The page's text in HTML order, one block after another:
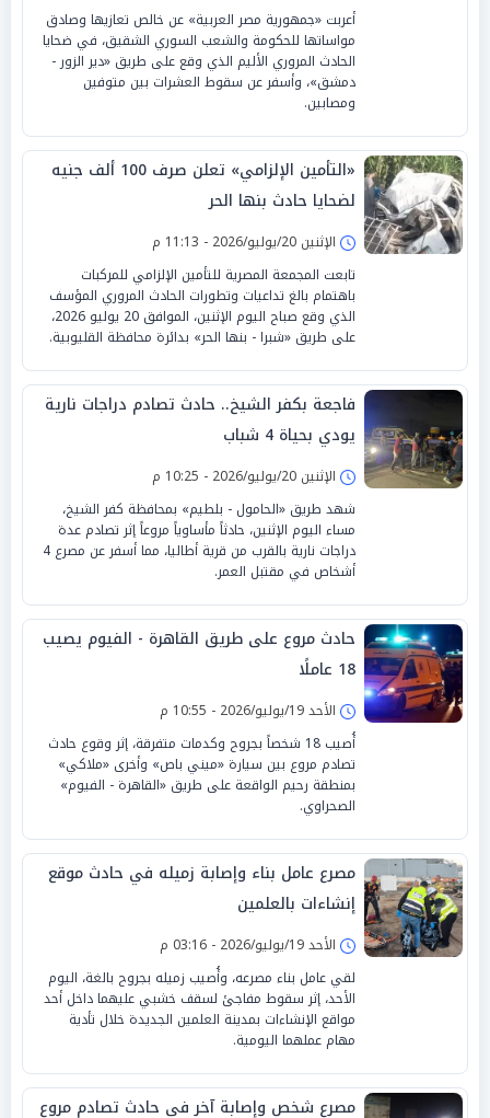
أعربت «جمهورية مصر العربية» عن خالص تعازيها وصادق
مواساتها للحكومة والشعب السوري الشقيق، في ضحايا
الحادث المروري الأليم الذي وقع على طريق «دير الزور -
دمشق»، وأسفر عن سقوط العشرات بين متوفين
ومصابين.
«التأمين الإلزامي» تعلن صرف 100 ألف جنيه
لضحايا حادث بنها الحر
الإثنين 20/يوليو/2026 - 11:13 م
تابعت المجمعة المصرية للتأمين الإلزامي للمركبات
باهتمام بالغ تداعيات وتطورات الحادث المروري المؤسف
الذي وقع صباح اليوم الإثنين، الموافق 20 يوليو 2026،
على طريق «شبرا - بنها الحر» بدائرة محافظة القليوبية.
فاجعة بكفر الشيخ.. حادث تصادم دراجات نارية
يودي بحياة 4 شباب
الإثنين 20/يوليو/2026 - 10:25 م
شهد طريق «الحامول - بلطيم» بمحافظة كفر الشيخ،
مساء اليوم الإثنين، حادثاً مأساوياً مروعاً إثر تصادم عدة
دراجات نارية بالقرب من قرية أطاليا، مما أسفر عن مصرع 4
أشخاص في مقتبل العمر.
حادث مروع على طريق القاهرة - الفيوم يصيب
18 عاملًا
الأحد 19/يوليو/2026 - 10:55 م
أُصيب 18 شخصاً بجروح وكدمات متفرقة، إثر وقوع حادث
تصادم مروع بين سيارة «ميني باص» وأخرى «ملاكي»
بمنطقة رحيم الواقعة على طريق «القاهرة - الفيوم»
الصحراوي.
مصرع عامل بناء وإصابة زميله في حادث موقع
إنشاءات بالعلمين
الأحد 19/يوليو/2026 - 03:16 م
لقي عامل بناء مصرعه، وأُصيب زميله بجروح بالغة، اليوم
الأحد، إثر سقوط مفاجئ لسقف خشبي عليهما داخل أحد
مواقع الإنشاءات بمدينة العلمين الجديدة خلال تأدية
مهام عملهما اليومية.
مصرع شخص وإصابة آخر في حادث تصادم مروع